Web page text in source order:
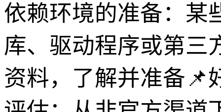
依赖环境的准备：某
库、驱动程序或第三
资料，了解并准备📌